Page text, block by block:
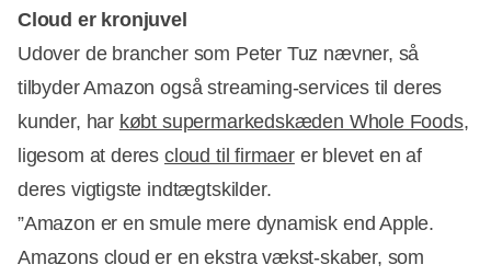
Cloud er kronjuvel
Udover de brancher som Peter Tuz nævner, så
tilbyder Amazon også streaming-services til deres
kunder, har købt supermarkedskæden Whole Foods,
ligesom at deres cloud til firmaerer blevet en af
deres vigtigste indtægtskilder.
”Amazon er en smule mere dynamisk end Apple.
Amazons cloud er en ekstra vækst-skaber, som